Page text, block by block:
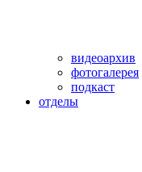
видеоархив
фотогалерея
подкаст
отделы